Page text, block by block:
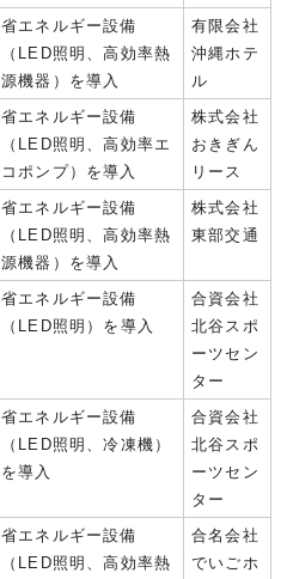
省エネルギー設備
（LED照明、高効率熱
源機器）を導入
有限会社
沖縄ホテ
ル
省エネルギー設備
（LED照明、高効率エ
コポンプ）を導入
株式会社
おきぎん
リース
省エネルギー設備
（LED照明、高効率熱
源機器）を導入
株式会社
東部交通
省エネルギー設備
（LED照明）を導入
合資会社
北谷スポ
ーツセン
ター
省エネルギー設備
（LED照明、冷凍機）
を導入
合資会社
北谷スポ
ーツセン
ター
省エネルギー設備
（LED照明、高効率熱
合名会社
でいごホ